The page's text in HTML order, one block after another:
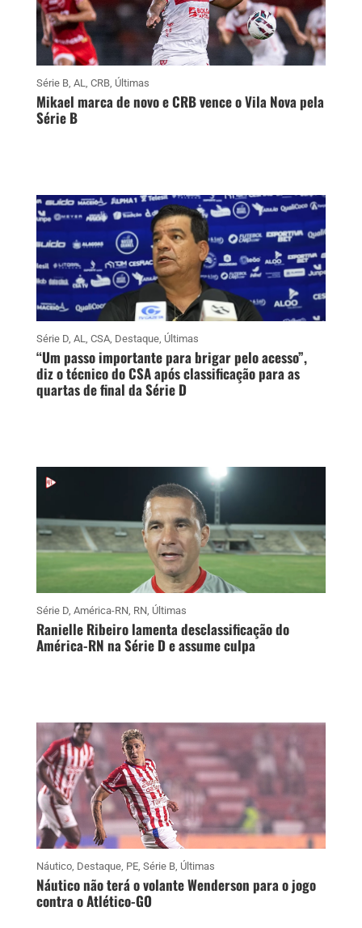
Série B, AL, CRB, Últimas
Mikael marca de novo e CRB vence o Vila Nova pela
Série B
Série D, AL, CSA, Destaque, Últimas
“Um passo importante para brigar pelo acesso”,
diz o técnico do CSA após classificação para as
quartas de final da Série D
Série D, América-RN, RN, Últimas
Ranielle Ribeiro lamenta desclassificação do
América-RN na Série D e assume culpa
Náutico, Destaque, PE, Série B, Últimas
Náutico não terá o volante Wenderson para o jogo
contra o Atlético-GO